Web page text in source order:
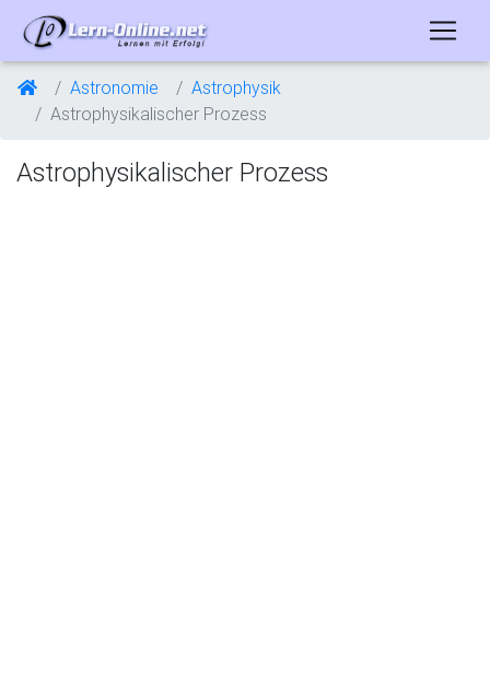
Astronomie
Astrophysik
Astrophysikalischer Prozess
Astrophysikalischer Prozess